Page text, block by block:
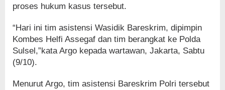
proses hukum kasus tersebut.
“Hari ini tim asistensi Wasidik Bareskrim, dipimpin
Kombes Helfi Assegaf dan tim berangkat ke Polda
Sulsel,”kata Argo kepada wartawan, Jakarta, Sabtu
(9/10).
Menurut Argo, tim asistensi Bareskrim Polri tersebut